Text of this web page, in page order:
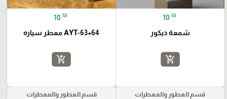
10 ₪
شمعة ديكور
add_shopping_cart
10 ₪
AYT-63+64 معطر سياره
add_shopping_cart
قسم العطور والمعطرات قسم العطور والمعطرات